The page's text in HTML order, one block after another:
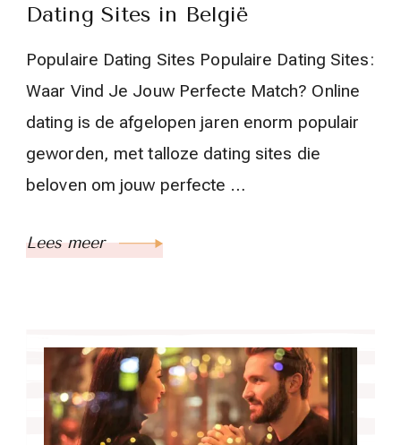
Dating Sites in België
Populaire Dating Sites Populaire Dating Sites:
Waar Vind Je Jouw Perfecte Match? Online
dating is de afgelopen jaren enorm populair
geworden, met talloze dating sites die
beloven om jouw perfecte …
Lees meer